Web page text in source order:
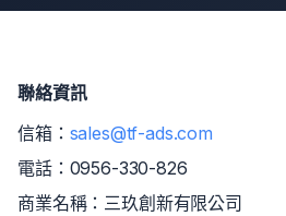
聯絡資訊
信箱： sales@tf-ads.com
電話： 0956-330-826
商業名稱：三玖創新有限公司